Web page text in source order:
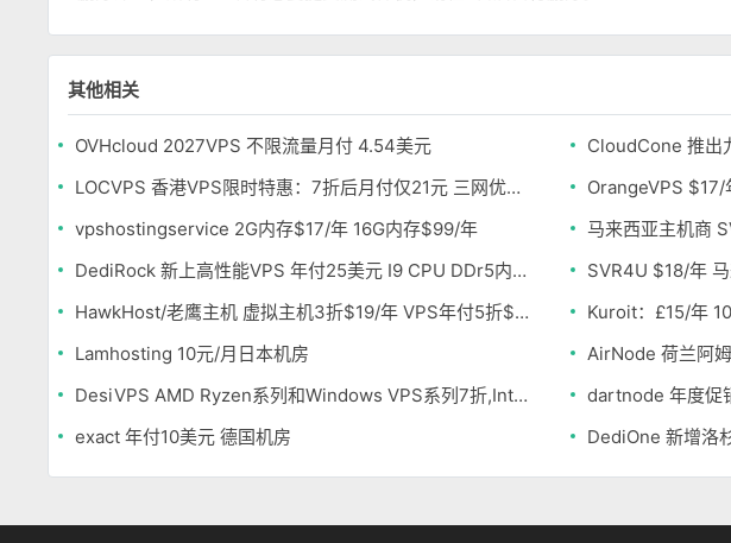
其他相关
OVHcloud 2027VPS 不限流量月付 4.54美元
CloudCone 推出
LOCVPS 香港VPS限时特惠：7折后月付仅21元 三网优化BGP线路 可选原生IP
OrangeVPS $17/
vpshostingservice 2G内存$17/年 16G内存$99/年
DediRock 新上高性能VPS 年付25美元 I9 CPU DDr5内存 纽约机房
SVR4U $18/年
HawkHost/老鹰主机 虚拟主机3折$19/年 VPS年付5折$25/年
Kuroit：£15/年
Lamhosting 10元/月日本机房
DesiVPS AMD Ryzen系列和Windows VPS系列7折,Intel系列年付11.6美元
dartnode 年度促
exact 年付10美元 德国机房